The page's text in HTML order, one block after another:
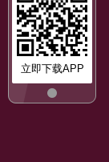
立即下载APP